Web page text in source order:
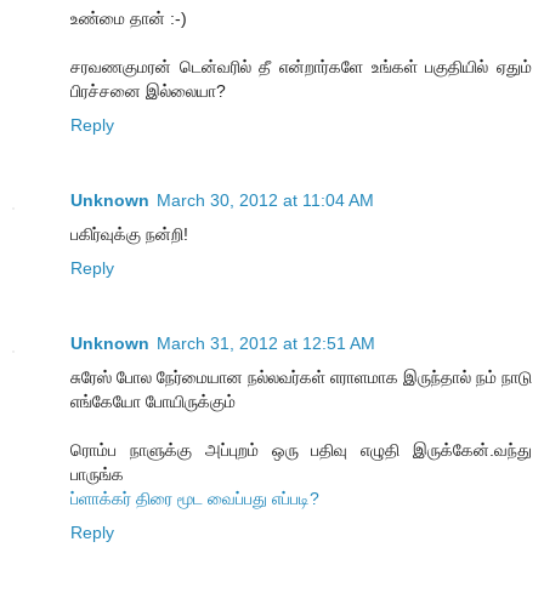
உண்மை தான் :-)
சரவணகுமரன் டென்வரில் தீ என்றார்களே உங்கள் பகுதியில் ஏதும்
பிரச்சனை இல்லையா?
Reply
Unknown March 30, 2012 at 11:04 AM
பகிர்வுக்கு நன்றி!
Reply
Unknown March 31, 2012 at 12:51 AM
சுரேஸ் போல நேர்மையான நல்லவர்கள் எராளமாக இருந்தால் நம் நாடு
எங்கேயோ போயிருக்கும்
ரொம்ப நாளுக்கு அப்புறம் ஒரு பதிவு எழுதி இருக்கேன்.வந்து
பாருங்க
ப்ளாக்கர் திரை மூட வைப்பது எப்படி?
Reply